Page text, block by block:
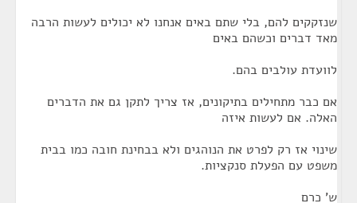
שנזקקים להם, בלי שתם באים אנחנו לא יכולים לעשות הרבה
מאד דברים וכשהם באים
לוועדת עולבים בהם.
אם כבר מתחילים בתיקונים, אז צריך לתקן גם את הדברים
האלה. אם לעשות איזה
שינוי אז רק לפרט את הנוהגים ולא בבחינת חובה כמו בבית
משפט עם הפעלת סנקציות.
ש' כרם